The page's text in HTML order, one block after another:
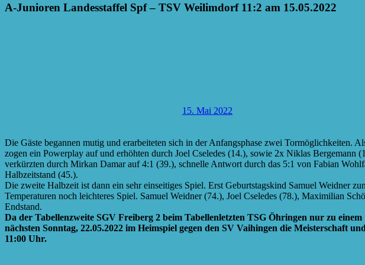
A-Junioren Landesstaffel Spf – TSV Weilimdorf 11:2 am 15.05.2022
15. Mai 2022
Die Gäste begannen mutig und erarbeiteten sich in der Anfangsphase zwei Tormöglichkeiten.
zogen ein Powerplay auf und erhöhten durch Joel Cseledes (14.), sowie 2x Niklas Bergemann
verkürzten durch Mirkan Damar auf 4:1 (39.), schnelle Antwort durch das 5:1 von Fabian
Halbzeitstand (45.).
Die zweite Halbzeit ist dann ein sehr einseitiges Spiel. Erst Geburtstagskind Samuel Weidner
Temperaturen noch leichteres Spiel. Samuel Weidner (74.), Joel Cseledes (78.), Maximilian
Endstand.
Da der Tabellenzweite SGV Freiberg 2 beim Tabellenletzten TSG Öhringen nur zu
nächsten Sonntag, 22.05.2022 im Heimspiel gegen den SV Vaihingen die Meisterschaft
11:00 Uhr.